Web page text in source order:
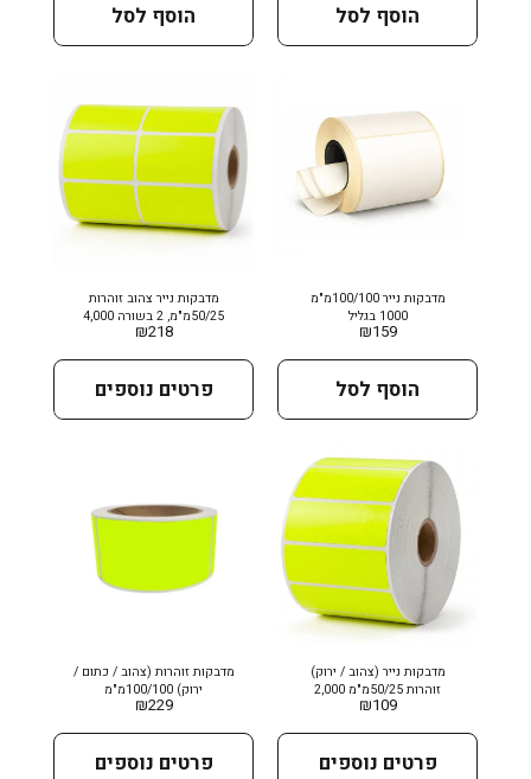
הוסף לסל הוסף לסל
מדבקות נייר 100/100מ"מ
1000 בגליל
₪159
הוסף לסל
מדבקות נייר צהוב זוהרות
50/25מ"מ, 2 בשורה 4,000
בגליל₪218
פרטים נוספים
מדבקות נייר (צהוב / ירוק)
זוהרות 50/25מ"מ 2,000
₪109
פרטים נוספים
מדבקות זוהרות (צהוב / כתום /
ירוק) 100/100מ"מ
₪229
פרטים נוספים